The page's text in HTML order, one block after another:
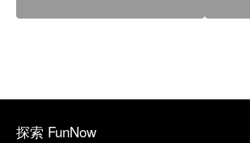
探索 FunNow